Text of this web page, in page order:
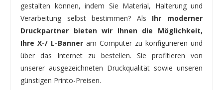
gestalten können, indem Sie Material, Halterung und
Verarbeitung selbst bestimmen? Als Ihr moderner
Druckpartner bieten wir Ihnen die Möglichkeit,
Ihre X-/ L-Banner am Computer zu konfigurieren und
über das Internet zu bestellen. Sie profitieren von
unserer ausgezeichneten Druckqualität sowie unseren
günstigen Printo-Preisen.